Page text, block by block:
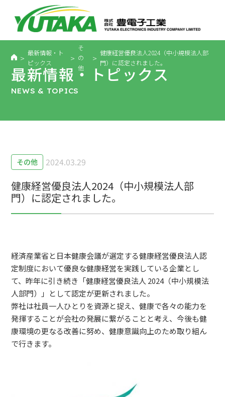
>最新情報・ト
ピックス
>
そ
の
他
> 健康経営優良法人2024（中小規模法人部
門）に認定されました。
最新情報・トピックス
NEWS & TOPICS
その他 2024.03.29
健康経営優良法人2024（中小規模法人部
門）に認定されました。
経済産業省と日本健康会議が選定する健康経営優良法人認
定制度において優良な健康経営を実践している企業とし
て、昨年に引き続き「健康経営優良法人 2024（中小規模法
人部門）」として認定が更新されました。
弊社は社員一人ひとりを資源と捉え、健康で各々の能力を
発揮することが会社の発展に繋がることと考え、今後も健
康環境の更なる改善に努め、健康意識向上のため取り組ん
で行きます。